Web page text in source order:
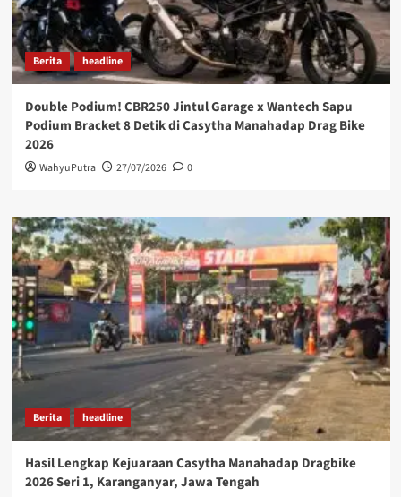
Berita headline
Double Podium! CBR250 Jintul Garage x Wantech Sapu
Podium Bracket 8 Detik di Casytha Manahadap Drag Bike
2026
WahyuPutra 27/07/2026 0
Berita headline
Hasil Lengkap Kejuaraan Casytha Manahadap Dragbike
2026 Seri 1, Karanganyar, Jawa Tengah